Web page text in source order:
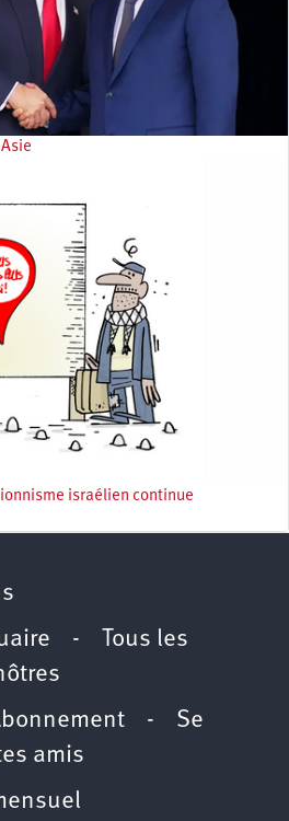
israélien continue
-
Tous les
- Se
amis